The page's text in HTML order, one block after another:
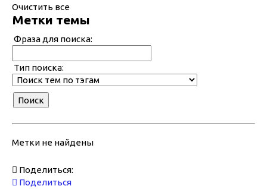
Очистить все
Метки темы
Фраза для поиска:
Тип поиска:
Метки не найдены
Поделиться:
Поделиться